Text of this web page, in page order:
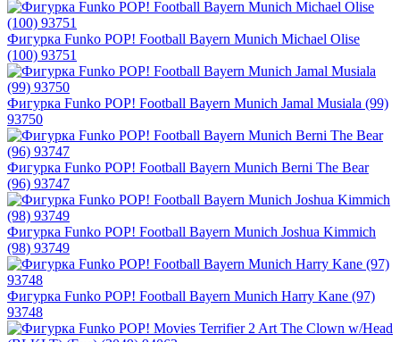
Фигурка Funko POP! Football Bayern Munich Michael Olise
(100) 93751
Фигурка Funko POP! Football Bayern Munich Jamal Musiala (99)
93750
Фигурка Funko POP! Football Bayern Munich Berni The Bear
(96) 93747
Фигурка Funko POP! Football Bayern Munich Joshua Kimmich
(98) 93749
Фигурка Funko POP! Football Bayern Munich Harry Kane (97)
93748